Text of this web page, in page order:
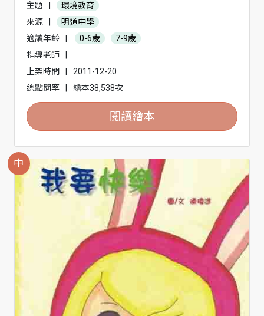
主題
環境教育
來源
明道中學
適讀年齡
0-6歲
7-9歲
指導老師
上架時間
2011-12-20
總點閱率
繪本38,538次
閱讀繪本
中